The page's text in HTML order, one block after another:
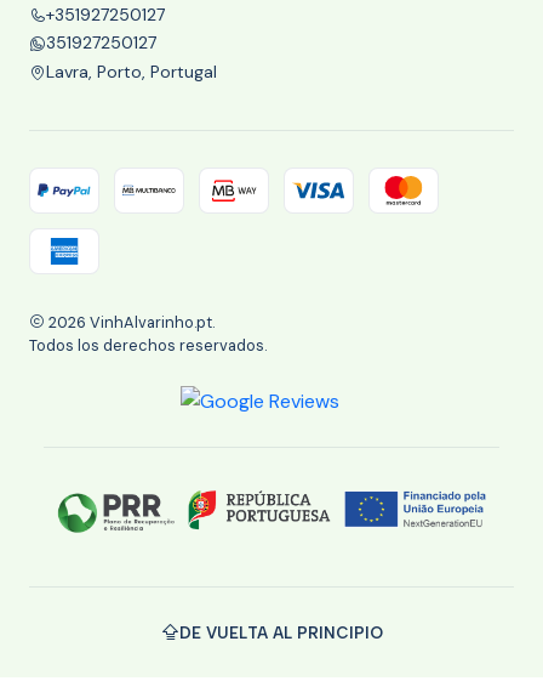
+351927250127
351927250127
Lavra, Porto, Portugal
2026 VinhAlvarinho.pt.
Todos los derechos reservados.
DE VUELTA AL PRINCIPIO